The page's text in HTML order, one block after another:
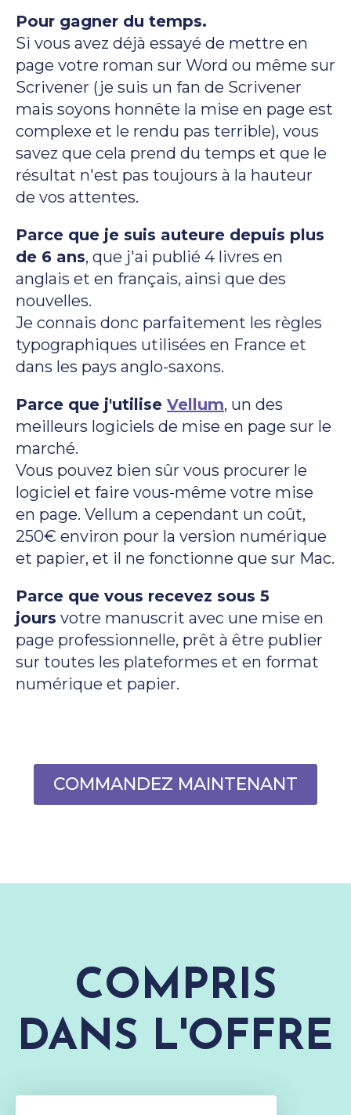
Pour gagner du temps.
Si vous avez déjà essayé de mettre en
page votre roman sur Word ou même sur
Scrivener (je suis un fan de Scrivener
mais soyons honnête la mise en page est
complexe et le rendu pas terrible), vous
savez que cela prend du temps et que le
résultat n'est pas toujours à la hauteur
de vos attentes.
Parce que je suis auteure depuis plus
de 6 ans, que j'ai publié 4 livres en
anglais et en français, ainsi que des
nouvelles.
Je connais donc parfaitement les règles
typographiques utilisées en France et
dans les pays anglo-saxons.
Parce que j'utilise Vellum, un des
meilleurs logiciels de mise en page sur le
marché.
Vous pouvez bien sûr vous procurer le
logiciel et faire vous-même votre mise
en page. Vellum a cependant un coût,
250€ environ pour la version numérique
et papier, et il ne fonctionne que sur Mac.
Parce que vous recevez sous 5
jours votre manuscrit avec une mise en
page professionnelle, prêt à être publier
sur toutes les plateformes et en format
numérique et papier.
COMMANDEZ MAINTENANT
COMPRIS
DANS L'OFFRE